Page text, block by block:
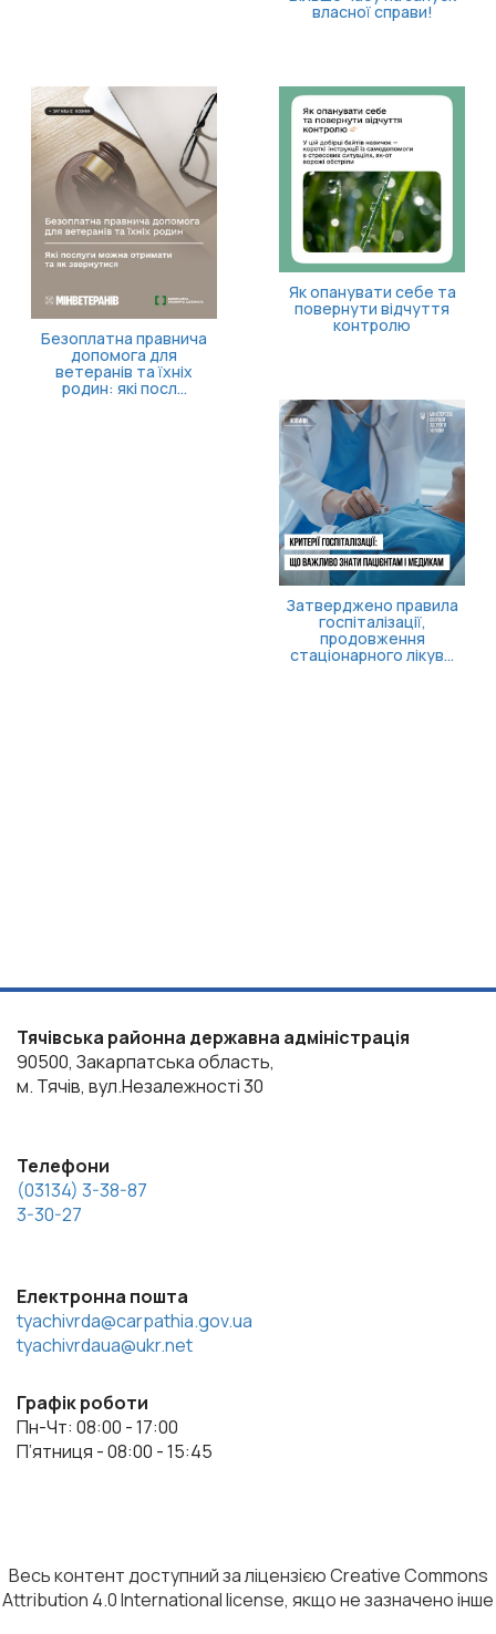
власної справи!
Безоплатна правнича
допомога для
ветеранів та їхніх
родин: які посл...
Як опанувати себе та
повернути відчуття
контролю
Затверджено правила
госпіталізації,
продовження
стаціонарного лікув...
Тячівська районна державна адміністрація
90500, Закарпатська область,
м. Тячів, вул.Незалежності 30
Телефони
(03134) 3-38-87
3-30-27
Електронна пошта
tyachivrda@carpathia.gov.ua
tyachivrdaua@ukr.net
Графік роботи
Пн-Чт: 08:00 - 17:00
П’ятниця - 08:00 - 15:45
Весь контент доступний за ліцензією Creative Commons
Attribution 4.0 International license, якщо не зазначено інше